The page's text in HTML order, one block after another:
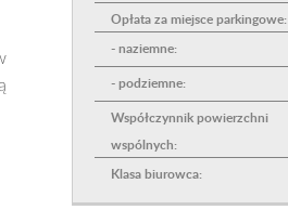
Opłata za miejsce parkingowe:
- naziemne:
- podziemne:
Współczynnik powierzchni
wspólnych:
Klasa biurowca: